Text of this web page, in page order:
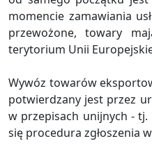
momencie zamawiania
przewożone, towary
terytorium Unii
Wywóz towarów
potwierdzany jest przez
w przepisach unijnych -
się procedura zgłoszenia